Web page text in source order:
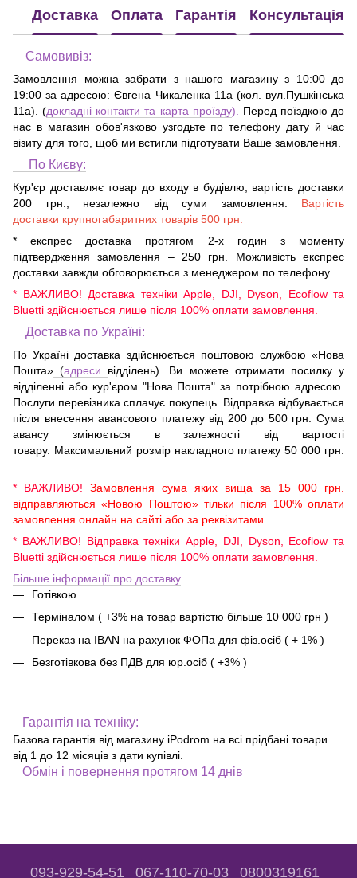
Доставка Оплата Гарантія Консультація
Самовивіз:
Замовлення можна забрати з нашого магазину з 10:00 до
19:00 за адресою:Євгена Чикаленка 11а (кол. вул.Пушкінська
11а) . (докладні контакти та карта проїзду). Перед поїздкою до
нас в магазин обов'язково узгодьте по телефону дату й час
візиту для того, щоб ми встигли підготувати Ваше замовлення.
По Києву:
Кур'єр доставляє товар до входу в будівлю, вартість доставки
200 грн., незалежно від суми замовлення. Вартість
доставки крупногабаритних товарів 500 грн.
* експрес доставка протягом 2-х годин з моменту
підтвердження замовлення – 250 грн. Можливість експрес
доставки завжди обговорюється з менеджером по телефону.
* ВАЖЛИВО! Доставка техніки Apple, DJI, Dyson, Ecoflow та
Bluetti здійснюється лише після 100% оплати замовлення.
Доставка по Україні:
По Україні доставка здійснюється поштовою службою «Нова
Пошта» (адреси
відділень). Ви можете отримати посилку у
відділенні або кур'єром "Нова Пошта" за потрібною адресою.
Послуги перевізника сплачує покупець. Відправка відбувається
після внесення авансового платежу від 200 до 500 грн. Сума
авансу змінюється в залежності від вартості
товару. Максимальний розмір накладного платежу 50 000 грн.
* ВАЖЛИВО! Замовлення сума яких вища за 15 000 грн.
відправляються «Новою Поштою» тільки після 100% оплати
замовлення онлайн на сайті або за реквізитами.
* ВАЖЛИВО! Відправка техніки Apple, DJI, Dyson, Ecoflow та
Bluetti здійснюється лише після 100% оплати замовлення.
Більше інформації про доставку
Готівкою
Терміналом ( +3% на товар вартістю більше 10 000 грн )
Переказ на IBAN на рахунок ФОПа для фіз.осіб ( + 1% )
Безготівкова без ПДВ для юр.осіб ( +3% )
Гарантія на техніку:
Базова гарантія від магазину iPodrom на всі прідбані товари
від 1 до 12 місяців з дати купівлі.
Обмін і повернення протягом 14 днів
093-929-54-51 067-110-70-03 0800319161